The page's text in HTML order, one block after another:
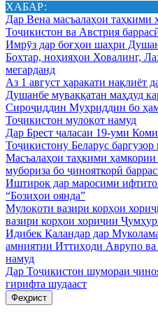
ХАБАР:
Дар Вена масъалаҳои таҳкими
Тоҷикистон ва Австрия
Имрӯз дар боғҳои шаҳри
Бохтар, ноҳияҳои Ховалинг,
мегарданд
Аз 1 август ҳаракати нақлиёт
Душанбе муваққатан маҳдуд
Сироҷиддин Муҳриддин бо
Тоҷикистон мулоқот намуд
Дар Брест ҷаласаи 19-уми
Тоҷикистону Беларус баргузор
Масъалаҳои таҳкими
мубориза бо ҷинояткорӣ
Иштирок дар маросими
“Бозиҳои оянда”
Мулоқоти вазири корҳои
вазири корҳои хориҷии
Идибек Қаландар дар
амниятии Иттиҳоди Аврупо
намуд
Дар Тоҷикистон шумораи
гирифта шудааст
Феҳрист